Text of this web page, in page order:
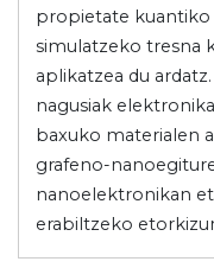
propietate
simulatzeko tresna
aplikatzea du
nagusiak
baxuko materialen
grafeno-
nanoelektronikan
erabiltzeko